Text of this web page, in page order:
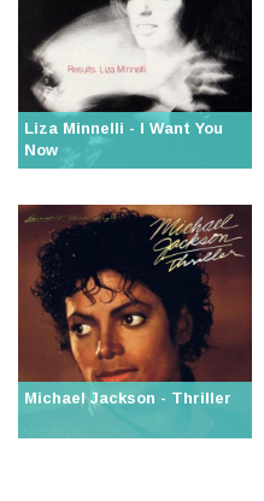
Liza Minnelli - I Want You
Now
Michael Jackson - Thriller